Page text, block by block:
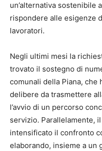
un’alternativa sostenibile
rispondere alle esigenze
lavoratori.
Negli ultimi mesi la
trovato il sostegno di
comunali della Piana, che
delibere da trasmettere
l’avvio di un percorso
servizio. Parallelamente,
intensificato il confronto
elaborando, insieme a un